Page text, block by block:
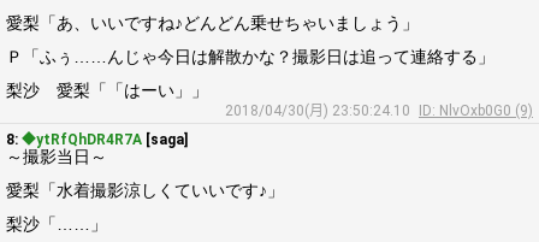
愛梨「あ、いいですね♪どんどん乗せちゃいましょう」
Ｐ「ふぅ……んじゃ今日は解散かな？撮影日は追って連絡する」
梨沙 愛梨「「はーい」」
2018/04/30(月) 23:50:24.10
ID: NlvOxb0G0 (9)
8: ◆ytRfQhDR4R7A [saga]
～撮影当日～
愛梨「水着撮影涼しくていいです♪」
梨沙「……」